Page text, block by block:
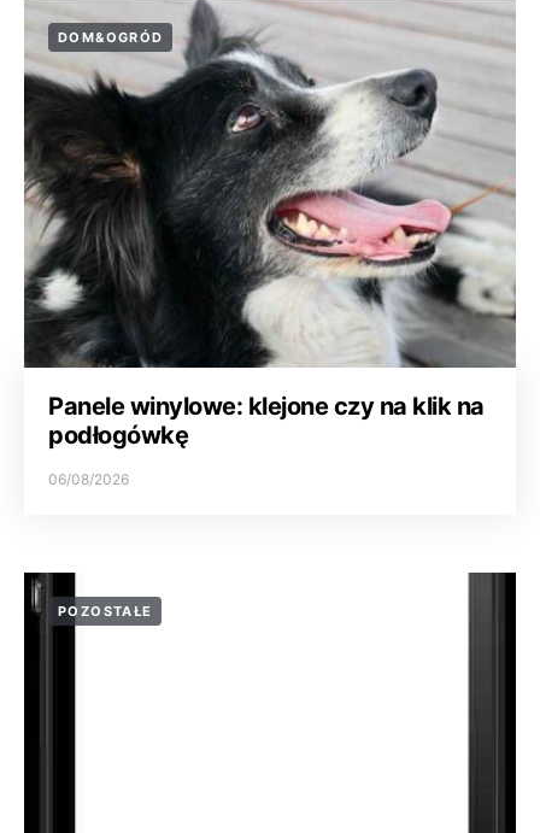
DOM&OGRÓD
Panele winylowe: klejone czy na klik na
podłogówkę
06/08/2026
POZOSTAŁE